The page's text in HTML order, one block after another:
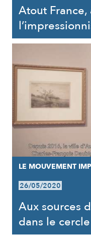
Atout
LE MOUVEMENT
26/05/2020
Aux sources
dans le